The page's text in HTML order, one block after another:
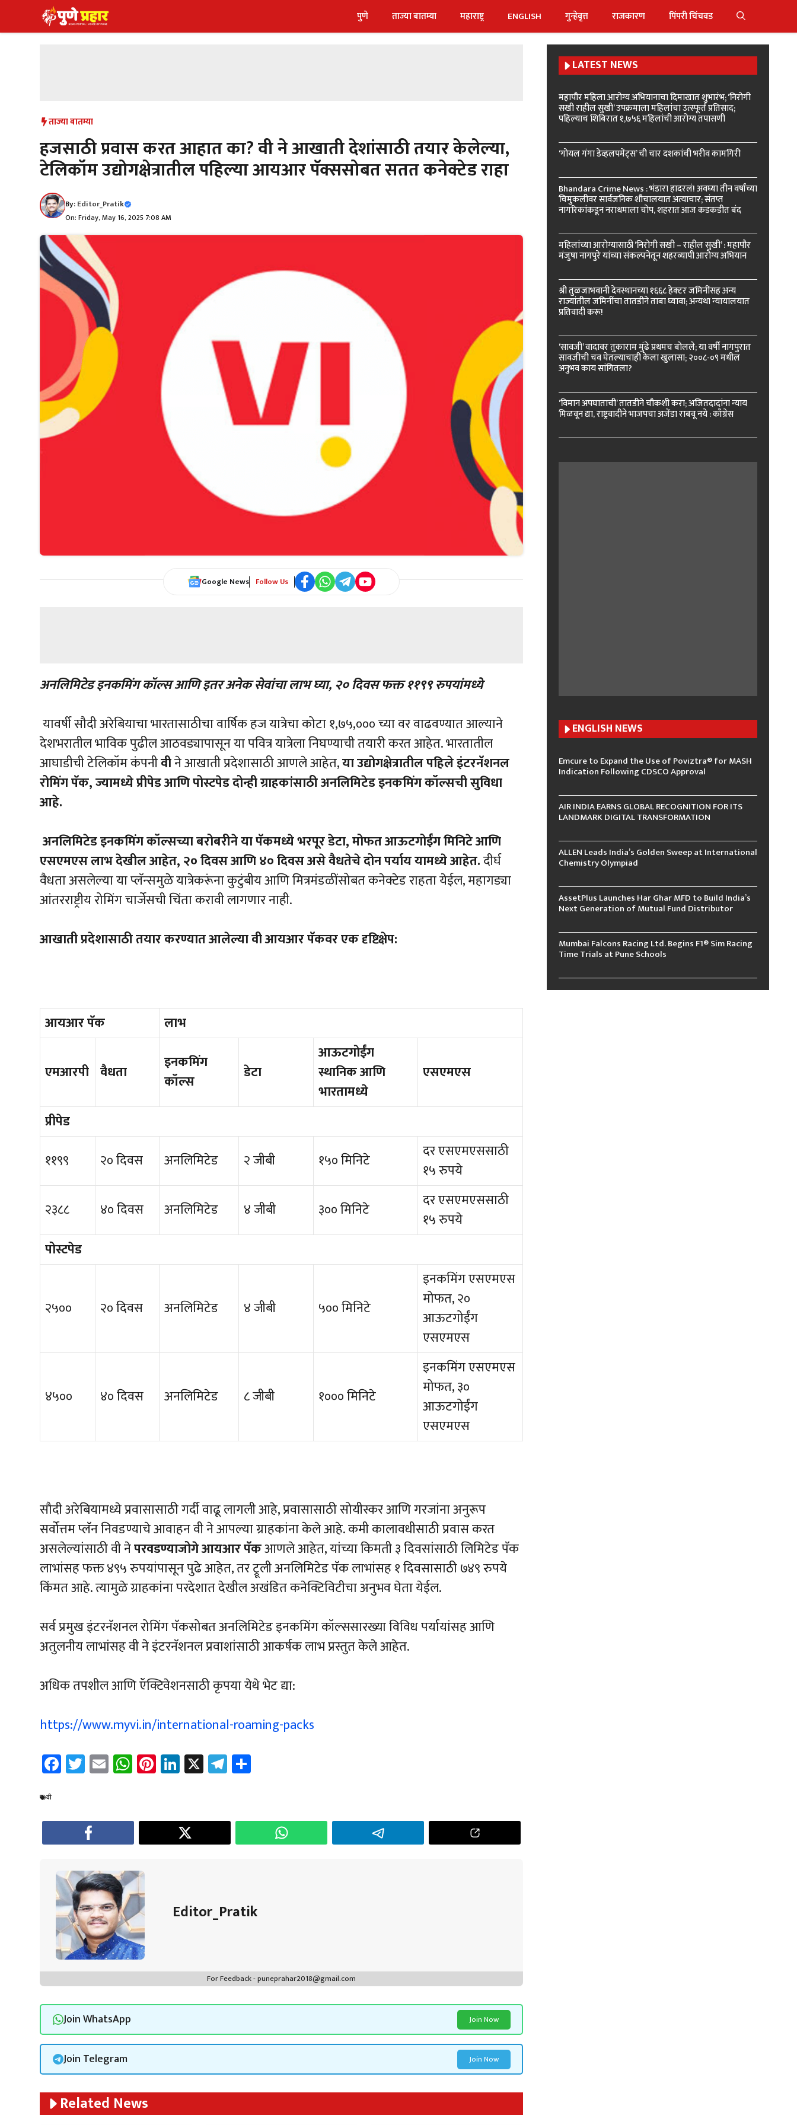
to
पुणे ताज्या बातम्या महाराष्ट्र ENGLISH गुन्हेवृत्त राजकारण पिंपरी चिंचवड
ताज्या बातम्या
हजसाठी प्रवास करत आहात का? वी ने आखाती देशांसाठी तयार केलेल्या,
टेलिकॉम उद्योगक्षेत्रातील पहिल्या आयआर पॅक्ससोबत सतत कनेक्टेड राहा
By:Editor_Pratik
On: Friday, May 16, 2025 7:08 AM
Google News Follow Us
अनलिमिटेडइनकमिंगकॉल्सआणिइतरअनेकसेवांचालाभघ्या,२०दिवसफक्त११९९रुपयांमध्ये
यावर्षी सौदी अरेबियाचा भारतासाठीचा वार्षिक हज यात्रेचा कोटा १,७५,००० च्या वर वाढवण्यात आल्याने
देशभरातील भाविक पुढील आठवड्यापासून या पवित्र यात्रेला निघण्याची तयारी करत आहेत. भारतातील
आघाडीची टेलिकॉम कंपनीवीने आखाती प्रदेशासाठी आणले आहेत,याउद्योगक्षेत्रातीलपहिलेइंटरनॅशनल
रोमिंगपॅक,ज्यामध्येप्रीपेडआणिपोस्टपेडदोन्हीग्राहकांसाठीअनलिमिटेडइनकमिंगकॉल्सचीसुविधा
आहे.
अनलिमिटेडइनकमिंगकॉल्सच्याबरोबरीनेयापॅकमध्येभरपूरडेटा,मोफतआऊटगोईंगमिनिटेआणि
एसएमएसलाभदेखीलआहेत,२०दिवसआणि४०दिवसअसेवैधतेचेदोनपर्याययामध्येआहेत.दीर्घ
वैधता असलेल्या या प्लॅन्समुळे यात्रेकरूंना कुटुंबीय आणि मित्रमंडळींसोबत कनेक्टेड राहता येईल, महागड्या
आंतरराष्ट्रीय रोमिंग चार्जेसची चिंता करावी लागणार नाही.
आखातीप्रदेशासाठीतयारकरण्यातआलेल्यावीआयआरपॅकवरएकदृष्टिक्षेप:
आयआरपॅक लाभ
एमआरपी वैधता
इनकमिंग
कॉल्स
डेटा
आऊटगोईंग
स्थानिकआणि
भारतामध्ये
एसएमएस
प्रीपेड
११९९
२० दिवस अनलिमिटेड २ जीबी १५० मिनिटे
दर एसएमएससाठी
१५ रुपये
२३८८
४० दिवस अनलिमिटेड ४ जीबी ३०० मिनिटे
दर एसएमएससाठी
१५ रुपये
पोस्टपेड
२५०० २० दिवस अनलिमिटेड ४ जीबी ५०० मिनिटे
इनकमिंग एसएमएस
मोफत, २०
आऊटगोईंग
एसएमएस
४५०० ४० दिवस अनलिमिटेड ८ जीबी १००० मिनिटे
इनकमिंग एसएमएस
मोफत, ३०
आऊटगोईंग
एसएमएस
सौदी अरेबियामध्ये प्रवासासाठी गर्दी वाढू लागली आहे, प्रवासासाठी सोयीस्कर आणि गरजांना अनुरूप
सर्वोत्तम प्लॅन निवडण्याचे आवाहन वी ने आपल्या ग्राहकांना केले आहे. कमी कालावधीसाठी प्रवास करत
असलेल्यांसाठी वी नेपरवडण्याजोगेआयआरपॅकआणले आहेत, यांच्या किमती ३ दिवसांसाठी लिमिटेड पॅक
लाभांसह फक्त ४९५ रुपयांपासून पुढे आहेत, तर ट्रूली अनलिमिटेड पॅक लाभांसह १ दिवसासाठी ७४९ रुपये
किंमत आहे. त्यामुळे ग्राहकांना परदेशात देखील अखंडित कनेक्टिविटीचा अनुभव घेता येईल.
सर्व प्रमुख इंटरनॅशनल रोमिंग पॅकसोबत अनलिमिटेड इनकमिंग कॉल्ससारख्या विविध पर्यायांसह आणि
अतुलनीय लाभांसह वी ने इंटरनॅशनल प्रवाशांसाठी आकर्षक लाभ प्रस्तुत केले आहेत.
अधिक तपशील आणि ऍक्टिवेशनसाठी कृपया येथे भेट द्या:
https://www.myvi.in/international-roaming-packs
Fa
ce
o
ok
T
wi
er
E
m
W
h
sA
p
Pi
nt
es
t
Li
nk
dI
n
X Te
le
a
m
वी
Editor_Pratik
For Feedback - puneprahar2018@gmail.com
Join WhatsApp Join Now
Join Telegram Join Now
Related News
LATEST NEWS
महापौर महिला आरोग्य अभियानाचा दिमाखात शुभारंभ; ‘निरोगी
सखी राहील सुखी’ उपक्रमाला महिलांचा उत्स्फूर्त प्रतिसाद;
पहिल्याच शिबिरात १,७५६ महिलांची आरोग्य तपासणी
‘गोयल गंगा डेव्हलपमेंट्स’ ची चार दशकांची भरीव कामगिरी
Bhandara Crime News : भंडारा हादरलं! अवघ्या तीन वर्षांच्या
चिमुकलीवर सार्वजनिक शौचालयात अत्याचार; संतप्त
नागरिकांकडून नराधमाला चोप, शहरात आज कडकडीत बंद
महिलांच्या आरोग्यासाठी ‘निरोगी सखी – राहील सुखी’ : महापौर
मंजुषा नागपुरे यांच्या संकल्पनेतून शहरव्यापी आरोग्य अभियान
श्री तुळजाभवानी देवस्थानच्या १६६८ हेक्टर जमिनींसह अन्य
राज्यांतील जमिनींचा तातडीने ताबा घ्यावा; अन्यथा न्यायालयात
प्रतिवादी करू!
‘सावजी’ वादावर तुकाराम मुंढे प्रथमच बोलले; या वर्षी नागपुरात
सावजीची चव घेतल्याचाही केला खुलासा; २००८-०९ मधील
अनुभव काय सांगितला?
‘विमान अपघाताची’ तातडीने चौकशी करा; अजितदादांना न्याय
मिळवून द्या, राष्ट्रवादीने भाजपचा अजेंडा राबवू नये : काँग्रेस
ENGLISH NEWS
Emcure to Expand the Use of Poviztra® for MASH
Indication Following CDSCO Approval
AIR INDIA EARNS GLOBAL RECOGNITION FOR ITS
LANDMARK DIGITAL TRANSFORMATION
ALLEN Leads India’s Golden Sweep at International
Chemistry Olympiad
AssetPlus Launches Har Ghar MFD to Build India’s
Next Generation of Mutual Fund Distributor
Mumbai Falcons Racing Ltd. Begins F1® Sim Racing
Time Trials at Pune Schools